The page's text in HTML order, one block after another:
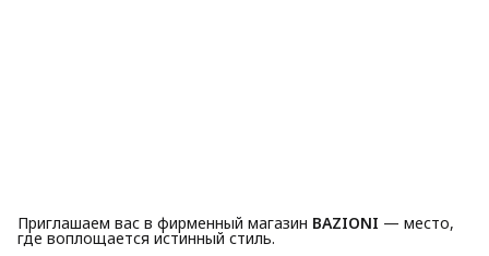
Приглашаем вас в фирменный магазин BAZIONI — место,
где воплощается истинный стиль.